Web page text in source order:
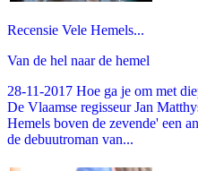
Recensie Vele Hemels...
Van de hel naar de hemel
28-11-2017 Hoe ga je om met
De Vlaamse regisseur Jan
Hemels boven de zevende' een
de debuutroman van...